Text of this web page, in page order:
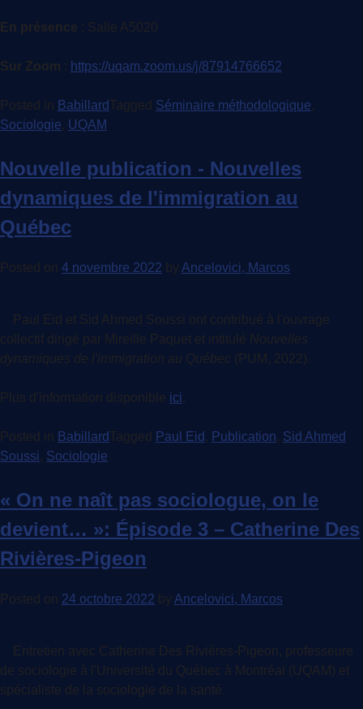
En présence : Salle A5020
Sur Zoom https://uqam.zoom.us/j/87914766652
Posted in Babillard Tagged Séminaire méthodologique,
Sociologie, UQAM
Nouvelle publication - Nouvelles
dynamiques de l'immigration au
Québec
Posted on 4 novembre 2022 by Ancelovici, Marcos
Paul Eid et Sid Ahmed Soussi ont contribué à l'ouvrage
collectif dirigé par Mireille Paquet et intitulé Nouvelles
dynamiques de l'immigration au Québec
(PUM, 2022).
Plus d'information disponible ici
Posted in Babillard Tagged Paul Eid , Publication, Sid Ahmed
Soussi, Sociologie
« On ne naît pas sociologue, on le
devient… »: Épisode 3 – Catherine Des
Rivières-Pigeon
Posted on 24 octobre 2022 by Ancelovici, Marcos
Entretien avec Catherine Des Rivières-Pigeon, professeure
de sociologie à l'Université du Québec à Montréal (UQAM) et
spécialiste de la sociologie de la santé.